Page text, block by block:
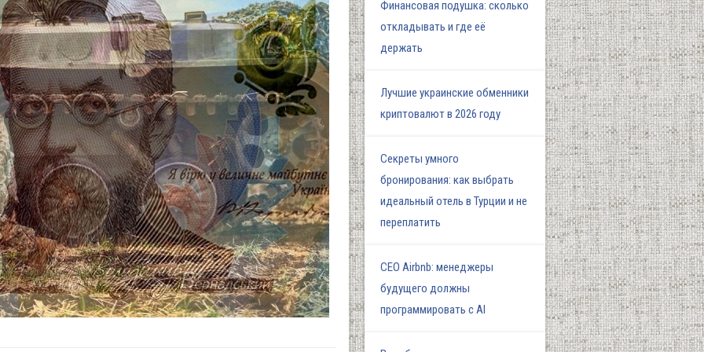
Финансовая подушка: сколько
откладывать и где её
держать
Лучшие украинские обменники
криптовалют в 2026 году
Секреты умного
бронирования: как выбрать
идеальный отель в Турции и не
переплатить
СЕО Airbnb: менеджеры
будущего должны
программировать с AI